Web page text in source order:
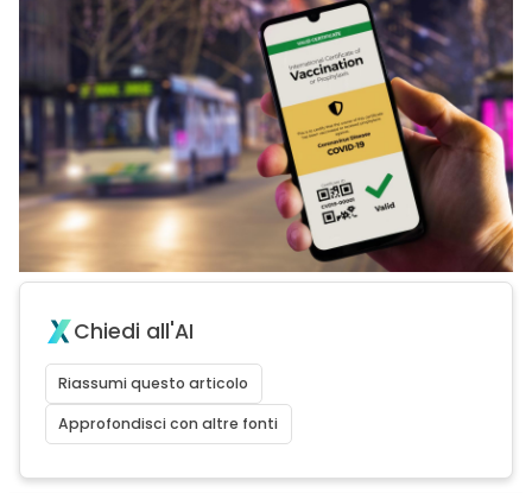
Chiedi all'AI
Riassumi questo articolo
Approfondisci con altre fonti